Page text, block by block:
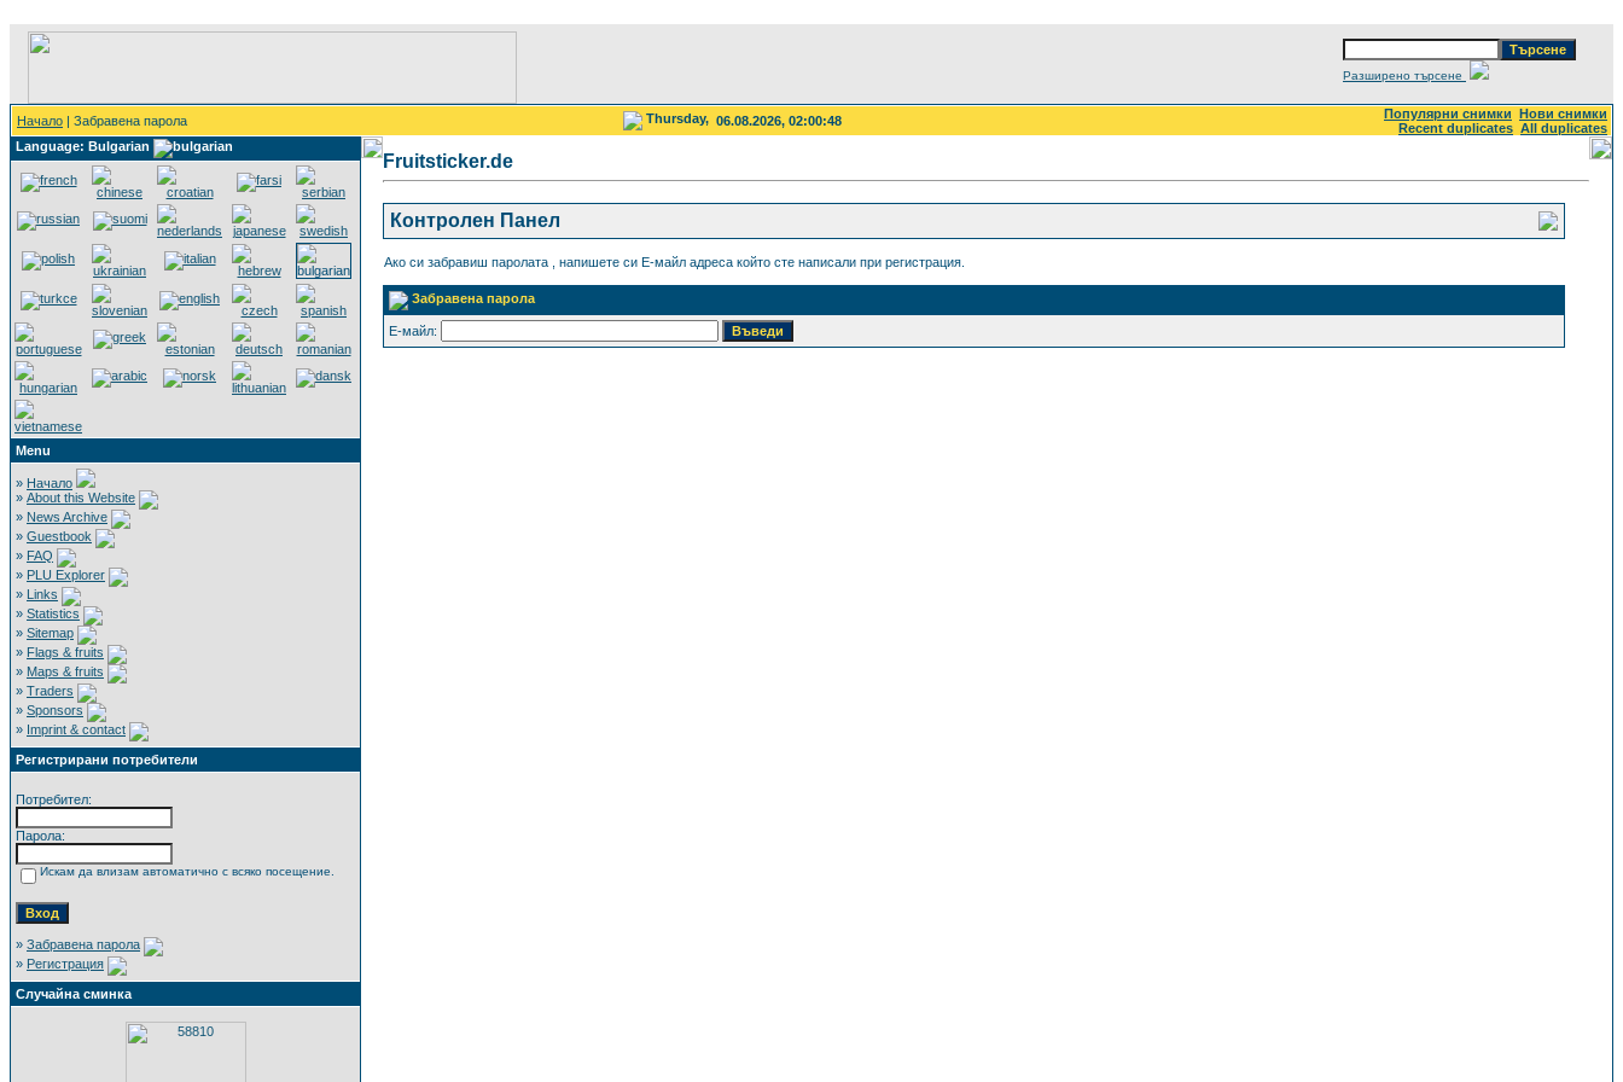
Разширено търсене
Начало | Забравена парола Thursday, 06.08.2026, 02:00:48 Популярни снимки Нови снимки
Recent duplicates All duplicates
Language: Bulgarian
Menu
» Начало
» About this Website
» News Archive
» Guestbook
» FAQ
» PLU Explorer
» Links
» Statistics
» Sitemap
» Flags & fruits
» Maps & fruits
» Traders
» Sponsors
» Imprint & contact
Регистрирани потребители
Потребител:
Парола:
Искам да влизам автоматично с всяко посещение.
» Забравена парола
» Регистрация
Случайна сминка
Fruitsticker.de
Контролен Панел
Ако си забравиш паролата , напишете си Е-майл адреса който сте написали при регистрация.
Забравена парола
Е-майл: